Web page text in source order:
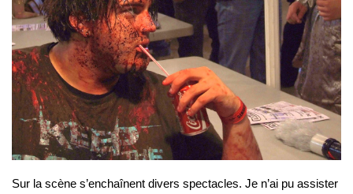
Sur la scène s’enchaînent divers spectacles. Je n’ai pu assister